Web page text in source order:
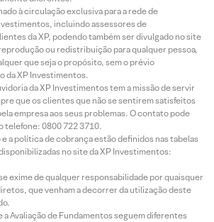
à circulação exclusiva para a rede de
incluindo assessores de
da XP, podendo também ser divulgado no site
ou redistribuição para qualquer pessoa,
que seja o propósito, sem o prévio
da XP Investimentos.
da XP Investimentos tem a missão de servir
que os clientes que não se sentirem satisfeitos
empresa aos seus problemas. O contato pode
telefone: 0800 722 3710.
a política de cobrança estão definidos nas tabelas
no site da XP Investimentos:
exime de qualquer responsabilidade por quaisquer
que venham a decorrer da utilização deste
a Avaliação de Fundamentos seguem diferentes